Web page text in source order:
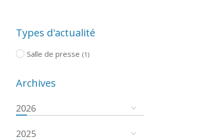
Types d'actualité
Salle de presse (1)
Archives
2026
2025